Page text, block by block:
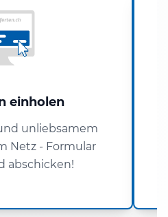
einholen
unliebsamem
Netz - Formular
abschicken!